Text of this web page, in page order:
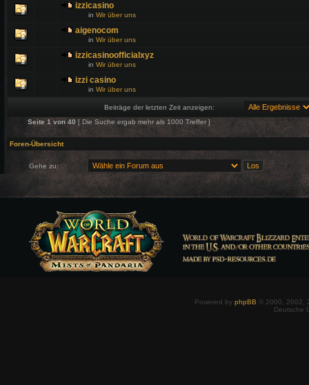
izzicasino
in Wir über uns
aigenocom
in Wir über uns
izzicasinoofficialxyz
in Wir über uns
izzi casino
in Wir über uns
Beiträge der letzten Zeit anzeigen:
Seite 1 von40 [ Die Suche ergab mehr als 1000 Treffer ]
Foren-Übersicht
Gehe zu:
Powered by phpBB © 2000, 2002,
Deutsche